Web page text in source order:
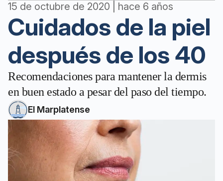
15 de octubre de 2020 | hace 6 años
Cuidados de la piel
después de los 40
Recomendaciones para mantener la dermis
en buen estado a pesar del paso del tiempo.
El Marplatense